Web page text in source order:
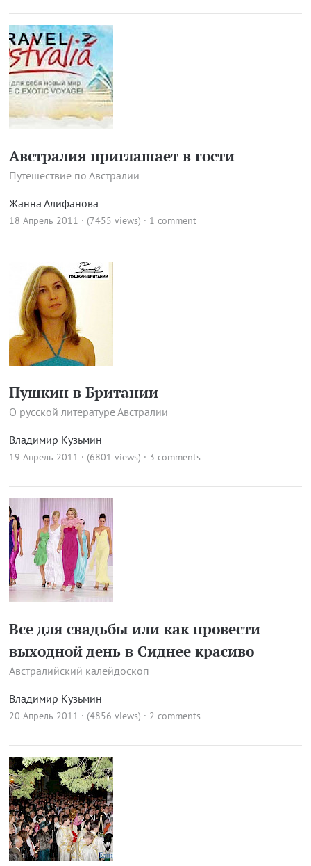
Австралия приглашает в гости
Путешествие по Австралии
Жанна Алифанова
18 Апрель 2011 · (7455 views) · 1 comment
Пушкин в Британии
О русской литературе Австралии
Владимир Кузьмин
19 Апрель 2011 · (6801 views) · 3 comments
Все для свадьбы или как провести
выходной день в Сиднее красиво
Австралийский калейдоскоп
Владимир Кузьмин
20 Апрель 2011 · (4856 views) · 2 comments